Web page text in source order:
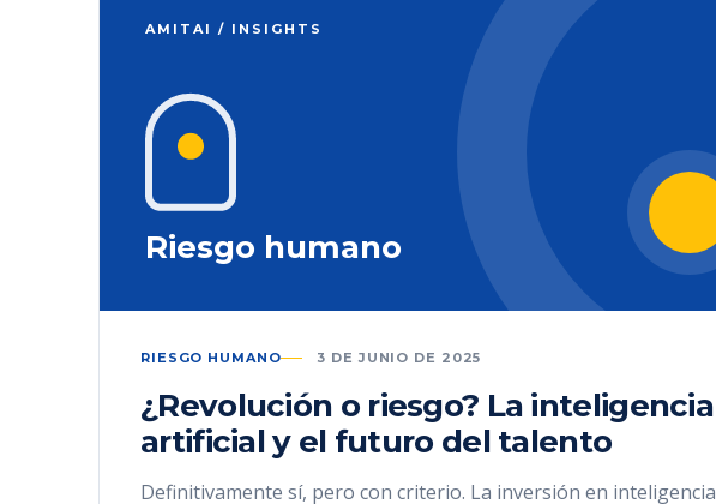
AMITAI / INSIGHTS
Riesgo humano
RIESGO HUMANO 3 DE JUNIO DE 2025
¿Revolución o riesgo? La inteligencia
artificial y el futuro del talento
Definitivamente sí, pero con criterio. La inversión en inteligencia